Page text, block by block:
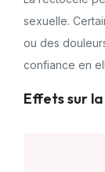
sexuelle.
ou des
confiance en
Effets sur